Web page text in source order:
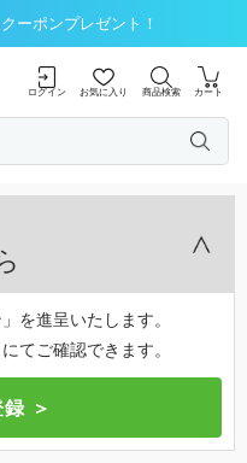
ーポンプレゼント！
ログイン お気に入り 商品検索 カート
を進呈いたします。
てご確認できます。